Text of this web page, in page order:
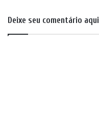
Deixe seu comentário aqui